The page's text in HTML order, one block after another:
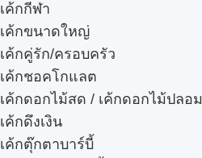
เค้กกีฬา
เค้กขนาดใหญ่
เค้กคู่รัก/ครอบครัว
เค้กชอคโกแลต
เค้กดอกไม้สด / เค้กดอกไม้ปลอม
เค้กดึงเงิน
เค้กตุ๊กตาบาร์บี้